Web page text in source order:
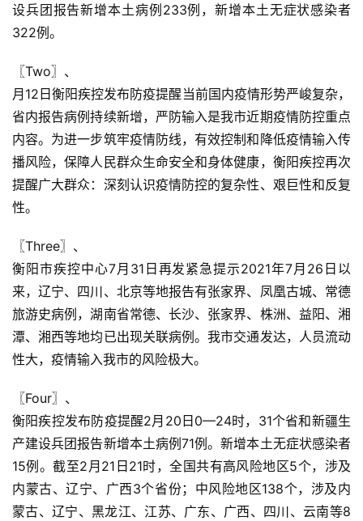
设兵团报告新增本土病例233例，新增本土无症状感染者
322例。
〖Two〗、
月12日衡阳疾控发布防疫提醒当前国内疫情形势严峻复杂，
省内报告病例持续新增，严防输入是我市近期疫情防控重点
内容。为进一步筑牢疫情防线，有效控制和降低疫情输入传
播风险，保障人民群众生命安全和身体健康，衡阳疾控再次
提醒广大群众：深刻认识疫情防控的复杂性、艰巨性和反复
性。
〖Three〗、
衡阳市疾控中心7月31日再发紧急提示2021年7月26日以
来，辽宁、四川、北京等地报告有张家界、凤凰古城、常德
旅游史病例，湖南省常德、长沙、张家界、株洲、益阳、湘
潭、湘西等地均已出现关联病例。我市交通发达，人员流动
性大，疫情输入我市的风险极大。
〖Four〗、
衡阳疾控发布防疫提醒2月20日0—24时，31个省和新疆生
产建设兵团报告新增本土病例71例。新增本土无症状感染者
15例。截至2月21日21时，全国共有高风险地区5个，涉及
内蒙古、辽宁、广西3个省份；中风险地区138个，涉及内
蒙古、辽宁、黑龙江、江苏、广东、广西、四川、云南等8